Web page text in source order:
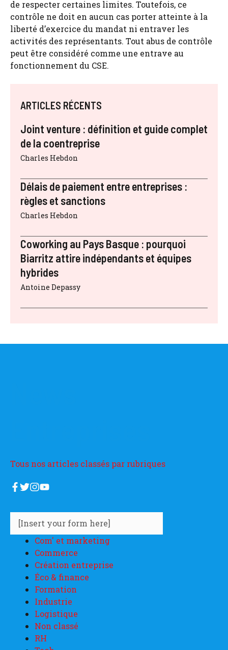
de respecter certaines limites. Toutefois, ce
contrôle ne doit en aucun cas porter atteinte à la
liberté d’exercice du mandat ni entraver les
activités des représentants. Tout abus de contrôle
peut être considéré comme une entrave au
fonctionnement du CSE.
ARTICLES RÉCENTS
Joint venture : définition et guide complet
de la coentreprise
Charles Hebdon
Délais de paiement entre entreprises :
règles et sanctions
Charles Hebdon
Coworking au Pays Basque : pourquoi
Biarritz attire indépendants et équipes
hybrides
Antoine Depassy
Tous nos articles classés par rubriques
[Insert your form here]
Com' et marketing
Commerce
Création entreprise
Éco & finance
Formation
Industrie
Logistique
Non classé
RH